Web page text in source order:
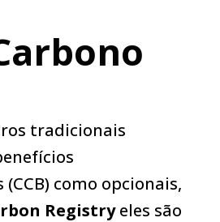
tradicionais
como opcionais,
Registryeles são